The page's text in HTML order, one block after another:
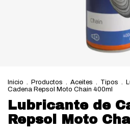
Inicio . Productos . Aceites . Tipos .
Cadena Repsol Moto Chain 400ml
Lubricante de
Repsol Moto